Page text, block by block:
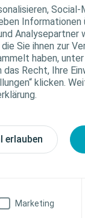
Informationen
Analysepartner
Sie ihnen zur
haben, unter
Recht, Ihre
klicken.
erlauben
Marketing
bei der
Was
Welche
Jetzt